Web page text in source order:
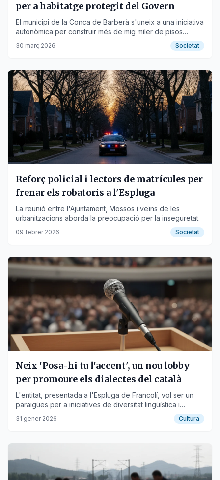
per a habitatge protegit del Govern
El municipi de la Conca de Barberà s'uneix a una iniciativa
autonòmica per construir més de mig miler de pisos
públics.
30 març 2026 Societat
Reforç policial i lectors de matrícules per
frenar els robatoris a l'Espluga
La reunió entre l'Ajuntament, Mossos i veïns de les
urbanitzacions aborda la preocupació per la inseguretat.
09 febrer 2026 Societat
Neix 'Posa-hi tu l'accent', un nou lobby
per promoure els dialectes del català
L'entitat, presentada a l'Espluga de Francolí, vol ser un
paraigües per a iniciatives de diversitat lingüística i
organitzarà un festival a Tortosa a l'octubre.
31 gener 2026 Cultura